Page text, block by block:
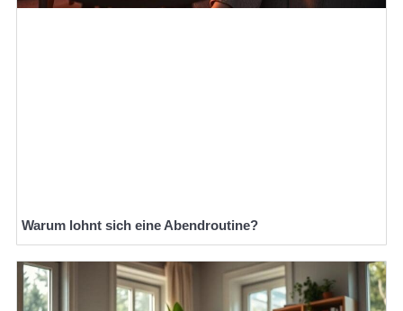
Warum lohnt sich eine Abendroutine?